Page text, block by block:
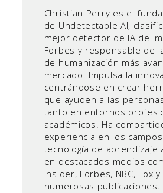
Christian Perry es el
de Undetectable AI,
mejor detector de IA del
Forbes y responsable de
de humanización más
mercado. Impulsa la
centrándose en crear
que ayuden a las
tanto en entornos
académicos. Ha
experiencia en los
tecnología de aprendizaje
en destacados medios
Insider, Forbes, NBC, Fox
numerosas publicaciones.